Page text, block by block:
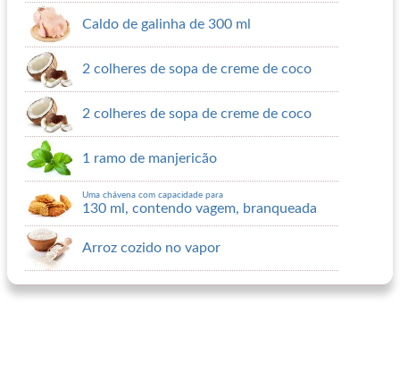
Caldo de galinha de 300 ml
2 colheres de sopa de creme de coco
2 colheres de sopa de creme de coco
1 ramo de manjericão
Uma chávena com capacidade para
130 ml, contendo vagem, branqueada
Arroz cozido no vapor